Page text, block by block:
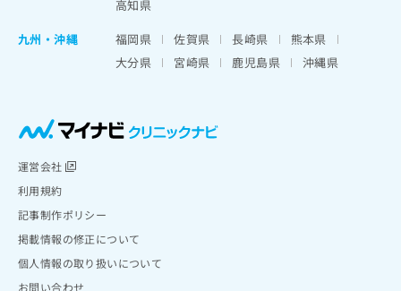
高知県
九州・沖縄
福岡県 佐賀県 長崎県
熊本県
大分県
宮崎県 鹿児島県 沖縄県
運営会社
利用規約
記事制作ポリシー
掲載情報の修正について
個人情報の取り扱いについて
お問い合わせ